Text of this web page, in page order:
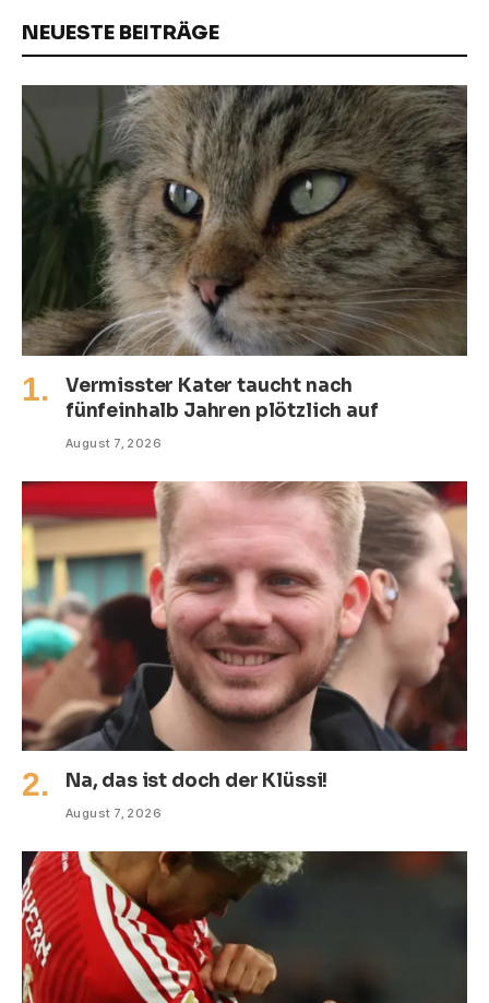
NEUESTE BEITRÄGE
Vermisster Kater taucht nach
fünfeinhalb Jahren plötzlich auf
August 7, 2026
Na, das ist doch der Klüssi!
August 7, 2026